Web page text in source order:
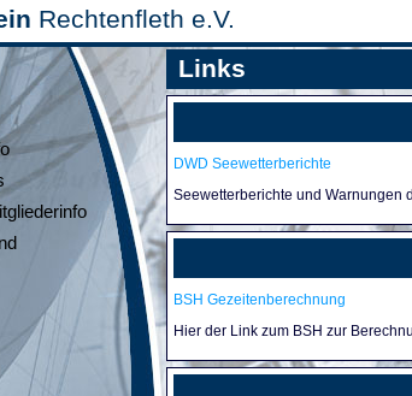
Rechtenfleth e.V.
Links
DWD Seewetterberichte
Seewetterberichte und Warnungen
BSH Gezeitenberechnung
Hier der Link zum BSH zur